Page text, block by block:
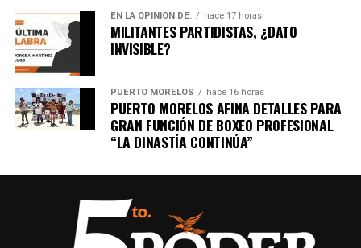
EN LA OPINIÓN DE: hace 17 horas
MILITANTES PARTIDISTAS, ¿DATO
INVISIBLE?
PUERTO MORELOS hace 16 horas
PUERTO MORELOS AFINA DETALLES PARA
GRAN FUNCIÓN DE BOXEO PROFESIONAL
“LA DINASTÍA CONTINÚA”